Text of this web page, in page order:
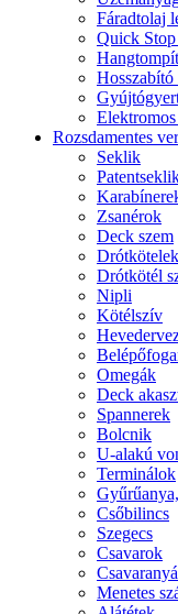
Fáradtolaj
Quick
Rozsdamentes
Seklik
Zsanérok
Deck szem
Drótkötelek
Drótkötél
Nipli
Kötélszív
Omegák
Deck
Spannerek
Bolcnik
U-alakú
Terminálok
Csőbilincs
Szegecs
Csavarok
Menetes